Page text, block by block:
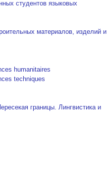
студентов языковых
материалов, изделий и
humanitaires
techniques
границы. Лингвистика и